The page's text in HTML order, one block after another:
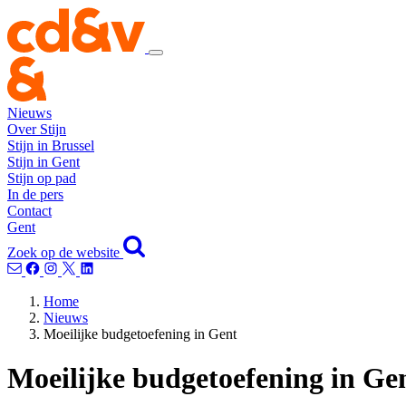
Nieuws
Over Stijn
Stijn in Brussel
Stijn in Gent
Stijn op pad
In de pers
Contact
Gent
Zoek op de website
Home
Nieuws
Moeilijke budgetoefening in Gent
Moeilijke budgetoefening in